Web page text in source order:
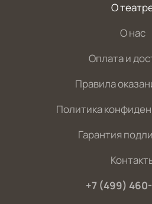
О
О нас
Оплата и
Правила
Политика
Гарантия
+7 (499)